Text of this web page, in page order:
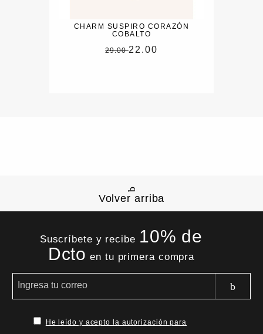
CHARM SUSPIRO CORAZÓN
COBALTO
29.0022.00
Volver arriba
Suscríbete y recibe 10% de
Dcto en tu primera compra
He leído y acepto la autorización para